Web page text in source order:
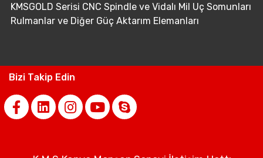
KMSGOLD Serisi CNC Spindle ve Vidalı Mil Uç Somunları
Rulmanlar ve Diğer Güç Aktarım Elemanları
Bizi Takip Edin